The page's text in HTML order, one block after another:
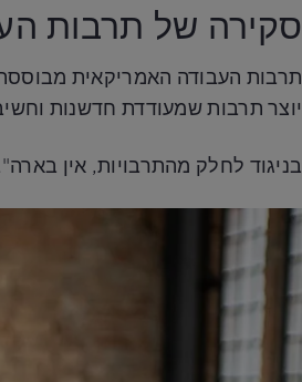
סקירה של תרבות
תרבות העבודה האמריקאית
יוצר תרבות שמעודדת חדשנות
בניגוד לחלק מהתרבויות, אין